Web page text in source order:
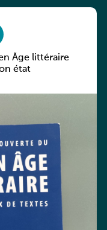
Âge littéraire
état